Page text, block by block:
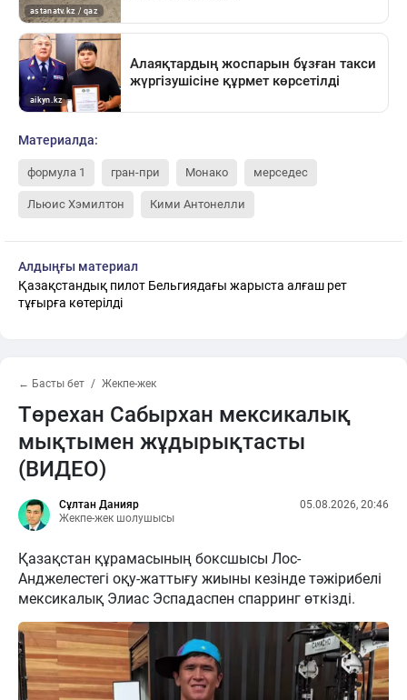
Материалда:
формула 1 гран-при Монако мерседес
Льюис Хэмилтон Кими Антонелли
Алдыңғы материал
Қазақстандық пилот Бельгиядағы жарыста алғаш рет
тұғырға көтерілді
← Басты бет Жекпе-жек
Төрехан Сабырхан мексикалық
мықтымен жұдырықтасты
(ВИДЕО)
Сұлтан Данияр
Жекпе-жек шолушысы
05.08.2026, 20:46
Қазақстан құрамасының боксшысы Лос-
Анджелестегі оқу-жаттығу жиыны кезінде тәжірибелі
мексикалық Элиас Эспадаспен спарринг өткізді.